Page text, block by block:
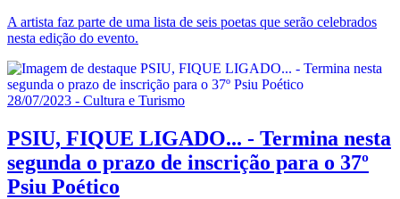
A artista faz parte de uma lista de seis poetas que serão celebrados
nesta edição do evento.
28/07/2023 - Cultura e Turismo
PSIU, FIQUE LIGADO... - Termina nesta
segunda o prazo de inscrição para o 37º
Psiu Poético